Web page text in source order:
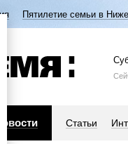
Пятилетие семьи в
Новости Статьи